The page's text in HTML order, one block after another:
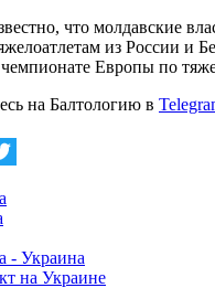
что молдавские
из России и
чемпионате Европы по
на Балтологию в
- Украина
на Украине